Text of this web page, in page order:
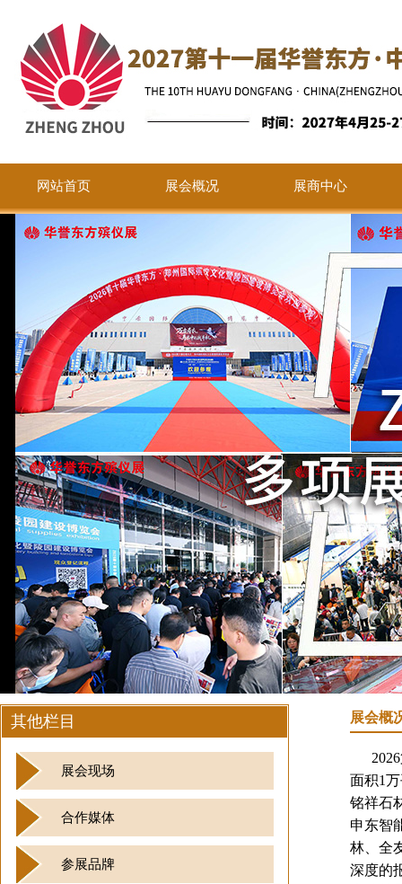
网站首页 展会概况 展商中心
其他栏目
展会现场
合作媒体
参展品牌
展会概
面积1
铭祥石
申东智
林、全
深度的